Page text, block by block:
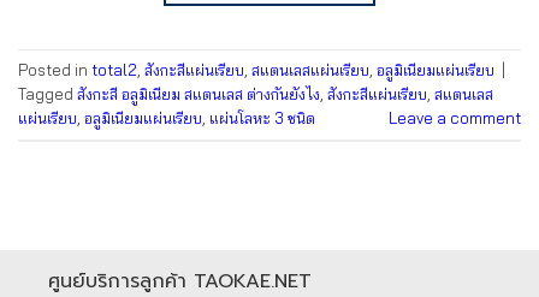
Posted in total2, สังกะสีแผ่นเรียบ, สแตนเลสแผ่นเรียบ, อลูมิเนียมแผ่นเรียบ
Tagged สังกะสี อลูมิเนียม สแตนเลส ต่างกันยังไง, สังกะสีแผ่นเรียบ, สแตนเลส
แผ่นเรียบ, อลูมิเนียมแผ่นเรียบ, แผ่นโลหะ 3 ชนิด Leave a comment
ศูนย์บริการลูกค้า TAOKAE.NET